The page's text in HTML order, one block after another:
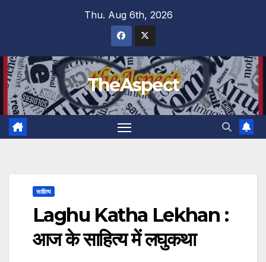
Thu. Aug 6th, 2026
TheAspect
साहित्य
Laghu Katha Lekhan :
आज के साहित्य में लघुकथा